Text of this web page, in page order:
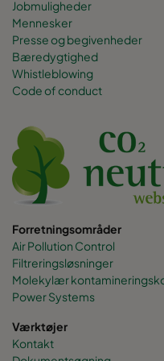
0185 490x592x520-8
0185 287x592x520-5
0185 592x490x520-10
0185 490x490x520-8
0185 592x287x520-10
0185 287x287x520-5
Jobmuligheder
Mennesker
Presse og begivenheder
Bæredygtighed
Whistleblowing
Code of conduct
Forretningsområder
Air Pollution Control
Filtreringsløsninger
Molekylær
Power Systems
Værktøjer
Kontakt